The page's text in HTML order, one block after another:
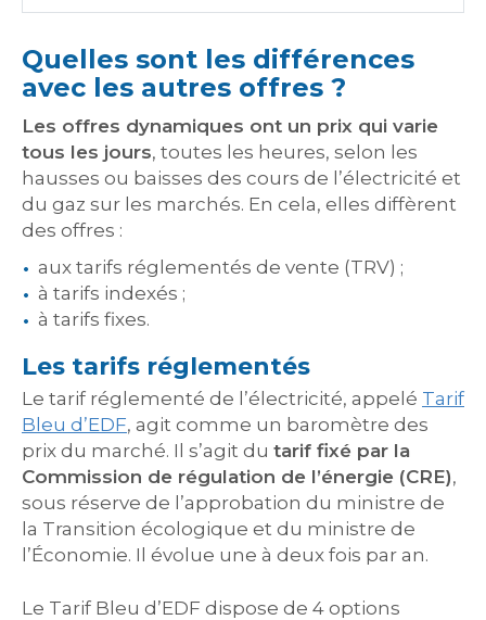
Quelles sont les différences
avec les autres offres ?
Les offres dynamiques ont un prix qui varie
tous les jours, toutes les heures, selon les
hausses ou baisses des cours de l’électricité et
du gaz sur les marchés. En cela, elles diffèrent
des offres :
aux tarifs réglementés de vente (TRV) ;
à tarifs indexés ;
à tarifs fixes.
Les tarifs réglementés
Le tarif réglementé de l’électricité, appelé Tarif
Bleu d’EDF, agit comme un baromètre des
prix du marché. Il s’agit du tarif fixé par la
Commission de régulation de l’énergie (CRE),
sous réserve de l’approbation du ministre de
la Transition écologique et du ministre de
l’Économie. Il évolue une à deux fois par an.
Le Tarif Bleu d’EDF dispose de 4 options